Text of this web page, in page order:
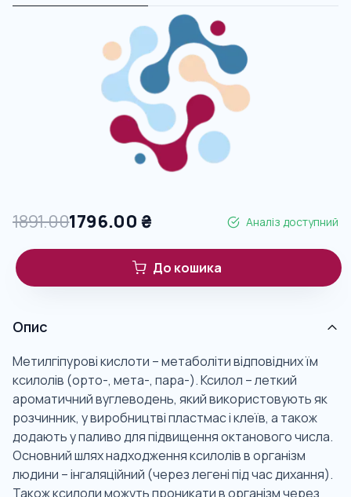
1891.001796.00 ₴ Аналіз доступний
До кошика
Опис
Метилгіпурові кислоти – метаболіти відповідних їм
ксилолів (орто-, мета-, пара-). Ксилол – леткий
ароматичний вуглеводень, який використовують як
розчинник, у виробництві пластмас і клеїв, а також
додають у паливо для підвищення октанового числа.
Основний шлях надходження ксилолів в організм
людини – інгаляційний (через легені під час дихання).
Також ксилоли можуть проникати в організм через